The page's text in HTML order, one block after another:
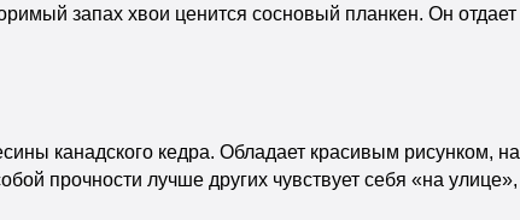
запах хвои ценится сосновый планкен. Он
канадского кедра. Обладает красивым рисунком,
прочности лучше других чувствует себя «на